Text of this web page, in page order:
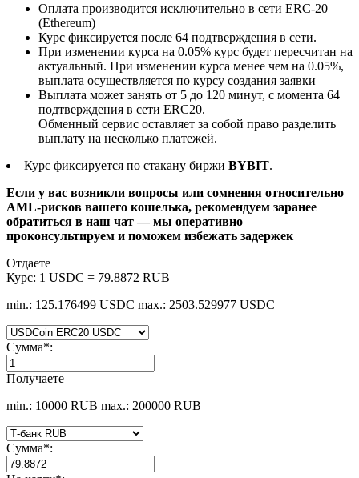
Оплата производится исключительно в сети ERC-20
(Ethereum)
Курс фиксируется после 64 подтверждения в сети.
При изменении курса на 0.05% курс будет пересчитан на
актуальный. При изменении курса менее чем на 0.05%,
выплата осуществляется по курсу создания заявки
Выплата может занять от 5 до 120 минут, с момента 64
подтверждения в сети ERC20.
Обменный сервис оставляет за собой право разделить
выплату на несколько платежей.
Курс фиксируется по стакану биржи BYBIT.
Если у вас возникли вопросы или сомнения относительно
AML-рисков вашего кошелька, рекомендуем заранее
обратиться в наш чат — мы оперативно
проконсультируем и поможем избежать задержек
Отдаете
Курс: 1 USDC = 79.8872 RUB
min.: 125.176499 USDC max.: 2503.529977 USDC
Сумма*:
Получаете
min.: 10000 RUB max.: 200000 RUB
Сумма*: